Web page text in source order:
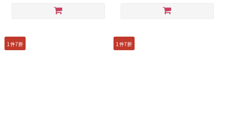
1件7折 1件7折